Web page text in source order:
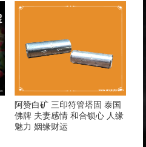
阿赞白矿 三印符管塔固 泰国
佛牌 夫妻感情 和合锁心 人缘
魅力 姻缘财运